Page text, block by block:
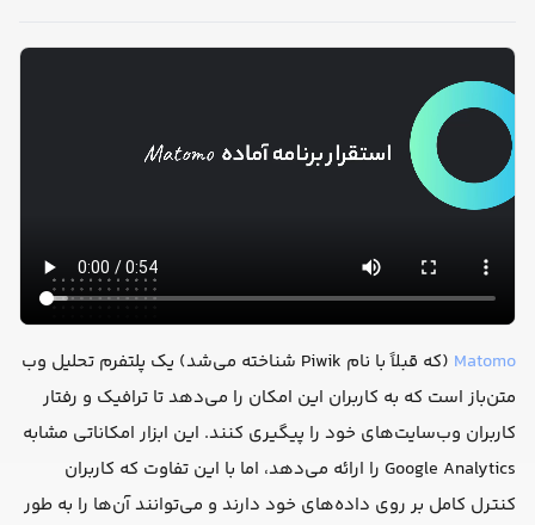
Matomo
(که قبلاً با نام Piwik شناخته می‌شد) یک پلتفرم تحلیل وب
متن‌باز است که به کاربران این امکان را می‌دهد تا ترافیک و رفتار
کاربران وب‌سایت‌های خود را پیگیری کنند. این ابزار امکاناتی مشابه
Google Analytics را ارائه می‌دهد، اما با این تفاوت که کاربران
کنترل کامل بر روی داده‌های خود دارند و می‌توانند آن‌ها را به طور